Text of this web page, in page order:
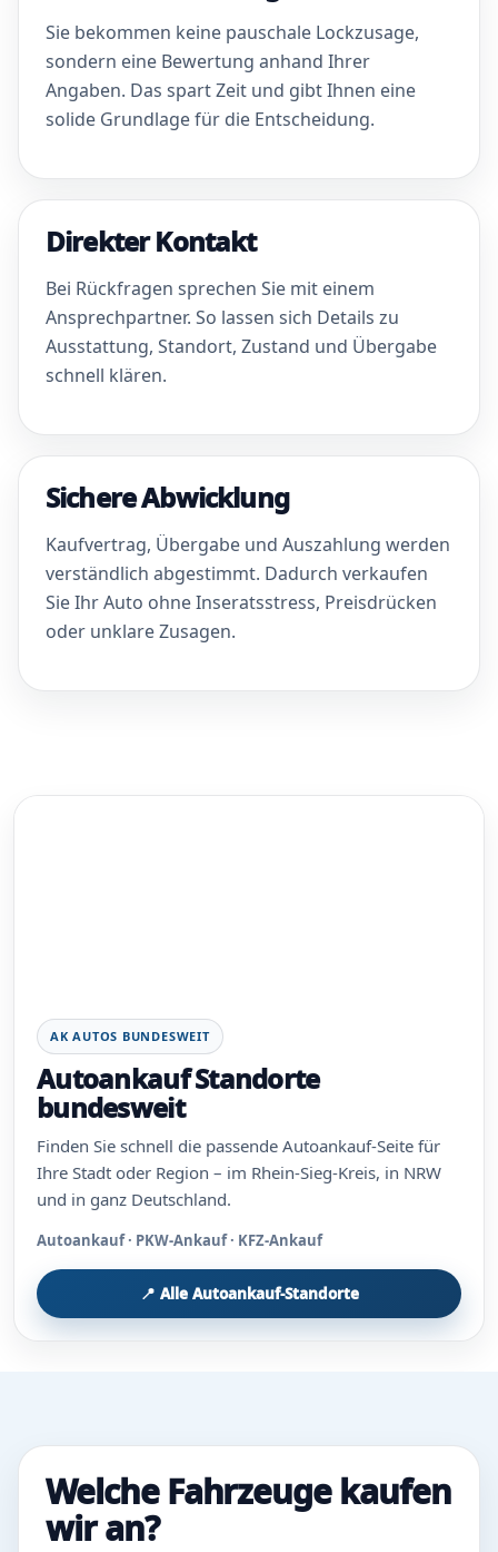
Sie bekommen keine pauschale Lockzusage,
sondern eine Bewertung anhand Ihrer
Angaben. Das spart Zeit und gibt Ihnen eine
solide Grundlage für die Entscheidung.
Direkter Kontakt
Bei Rückfragen sprechen Sie mit einem
Ansprechpartner. So lassen sich Details zu
Ausstattung, Standort, Zustand und Übergabe
schnell klären.
Sichere Abwicklung
Kaufvertrag, Übergabe und Auszahlung werden
verständlich abgestimmt. Dadurch verkaufen
Sie Ihr Auto ohne Inseratsstress, Preisdrücken
oder unklare Zusagen.
AK AUTOS BUNDESWEIT
Autoankauf Standorte
bundesweit
Finden Sie schnell die passende Autoankauf-Seite für
Ihre Stadt oder Region – im Rhein-Sieg-Kreis, in NRW
und in ganz Deutschland.
Autoankauf · PKW-Ankauf · KFZ-Ankauf
📍 Alle Autoankauf-Standorte
Welche Fahrzeuge kaufen
wir an?